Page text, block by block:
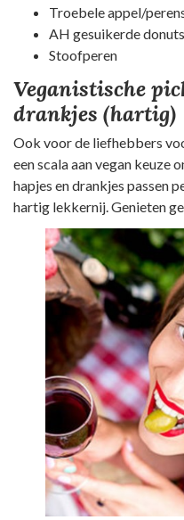
Troebele appel/
AH gesuikerde donuts
Stoofperen
Veganistische
drankjes (hartig)
Ook voor de liefhebbers
een scala aan vegan keuze
hapjes en drankjes passen
hartig lekkernij. Genieten